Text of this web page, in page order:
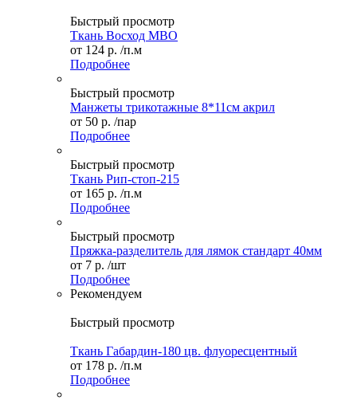
Быстрый просмотр
Ткань Восход МВО
от 124 р. /п.м
Подробнее
Быстрый просмотр
Манжеты трикотажные 8*11см акрил
от 50 р. /пар
Подробнее
Быстрый просмотр
Ткань Рип-стоп-215
от 165 р. /п.м
Подробнее
Быстрый просмотр
Пряжка-разделитель для лямок стандарт 40мм
от 7 р. /шт
Подробнее
Рекомендуем
Быстрый просмотр
Ткань Габардин-180 цв. флуоресцентный
от 178 р. /п.м
Подробнее